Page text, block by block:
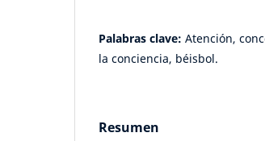
Palabras clave: Atención,
la conciencia, béisbol.
Resumen